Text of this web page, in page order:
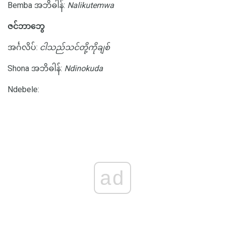
Bemba အဘိဓါန်: Nalikutemwa
ဇင်ဘာဘွေ
အင်္ဂလိပ်: ငါသည်သင်တို့ကိုချစ်
Shona အဘိဓါန်: Ndinokuda
Ndebele:
ad